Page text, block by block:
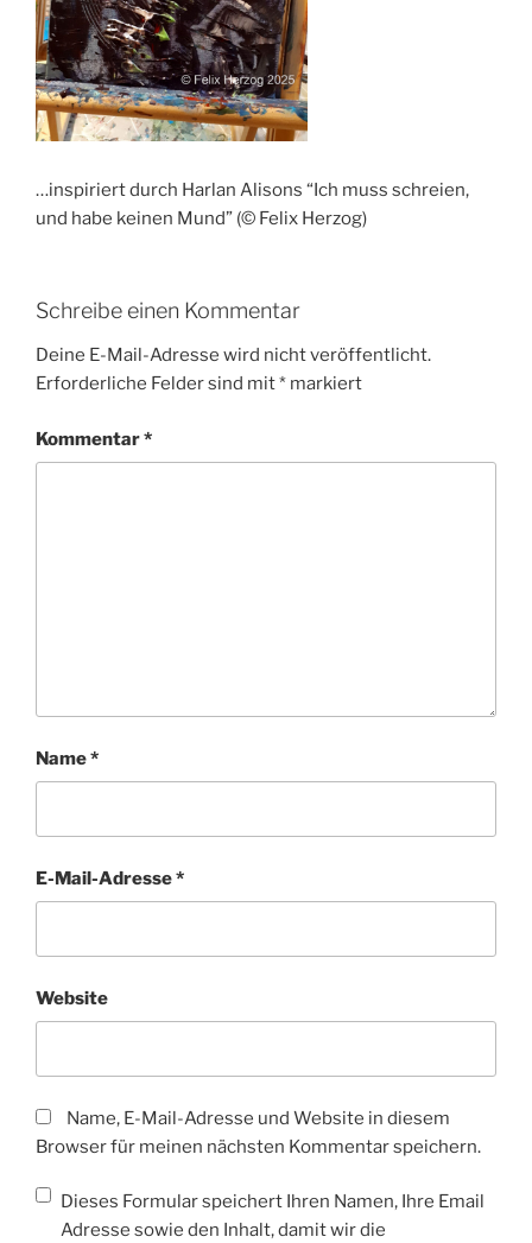
…inspiriert durch Harlan Alisons “Ich muss schreien,
und habe keinen Mund” (© Felix Herzog)
Schreibe einen Kommentar
Deine E-Mail-Adresse wird nicht veröffentlicht.
Erforderliche Felder sind mit* markiert
Kommentar*
Name*
E-Mail-Adresse*
Website
Name, E-Mail-Adresse und Website in diesem
Browser für meinen nächsten Kommentar speichern.
Dieses Formular speichert Ihren Namen, Ihre Email
Adresse sowie den Inhalt, damit wir die